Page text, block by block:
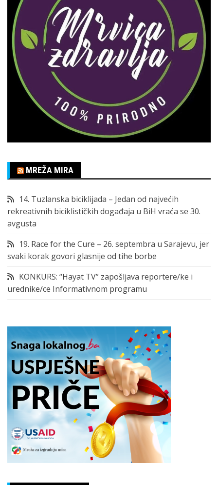
MREŽA MIRA
14. Tuzlanska biciklijada – Jedan od najvećih
rekreativnih biciklističkih događaja u BiH vraća se 30.
avgusta
19. Race for the Cure – 26. septembra u Sarajevu, jer
svaki korak govori glasnije od tihe borbe
KONKURS: “Hayat TV” zapošljava reportere/ke i
urednike/ce Informativnom programu